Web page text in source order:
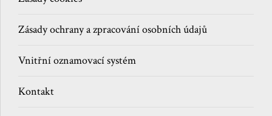
Zásady ochrany a zpracování osobních údajů
Vnitřní oznamovací systém
Kontakt